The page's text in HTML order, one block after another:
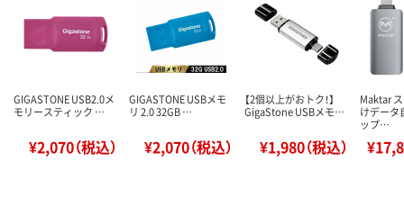
GIGASTONE USB2.0メ
モリースティック …
¥2,070（税込）
GIGASTONE USBメモ
リ 2.0 32GB …
¥2,070（税込）
【2個以上がおトク！】
GigaStone USBメモ…
¥1,980（税込）
Maktar
けデータ
ップ…